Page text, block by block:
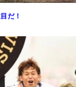
だ！